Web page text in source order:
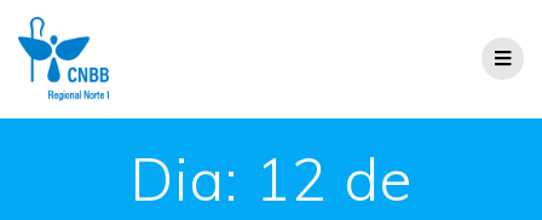
Dia: 12 de